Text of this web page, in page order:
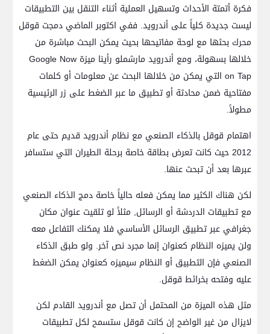
فكرة أتمتة الأحداث وتسهيل العملية أثناء التنقل بين التطبيقات
ليست جديدة كلياً على أندرويد. ففي اكتوبر الماضي دمجت قوقل
محرك بحثها مع لوحة مفاتيحها بحيث يمكن البحث مباشرة من
خلالها بسهولة، ومع أندرويد مارشملو رأينا ميزة Google Now
on Tap التي يمكن من خلالها البحث عن معلومات أو كلمات
مفتاحية ضمن محادثة أو تطبيق ما عبر الضغط على زر الرئيسية
مطولاً.
اهتمام قوقل بالذكاء الصنعي مع نظام أندرويد قديم حتى عام
2012 حيث كانت تعرض بطاقة خاصة برحلة الطيران التي ستسافر
عبرها بعد أن تبحث عنها.
لكن هناك الكثير مما يمكن فعله حالياً خاصة دمج الذكاء الصنعي
مع تطبيقات الدردشة أو الرسائل, مثلاً لو تلقيت عنوان مكان
جغرافي عبر تطبيق الرسائل الأساسي فلا يمكنك التفاعل معه
ولن يميزه النظام كعنوان إنما مجرد نص آخر. ولو طبق الذكاء
الصنعي فإن التطبيق أو النظام سيميزه كعنوان يمكن الضغط
عليه وفتحه بخرائط قوقل.
مثل هذه الميزة من المحتمل أن تصل مع أندرويد القادم لكن
لايزال من غير الواضح إن كانت قوقل ستسمح لكل تطبيقات